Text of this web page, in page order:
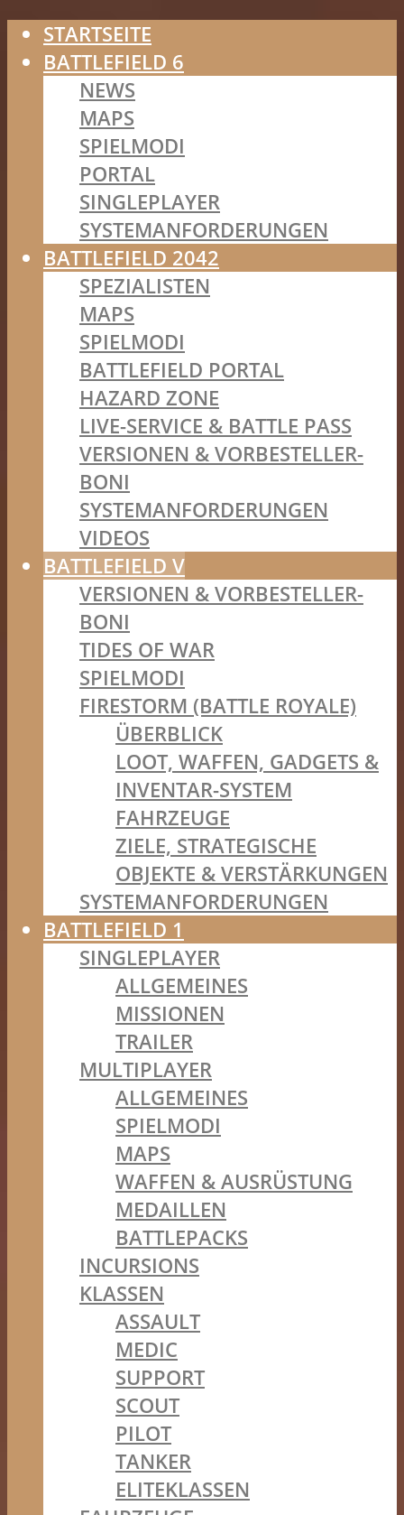
STARTSEITE
BATTLEFIELD 6
NEWS
MAPS
SPIELMODI
PORTAL
SINGLEPLAYER
SYSTEMANFORDERUNGEN
BATTLEFIELD 2042
SPEZIALISTEN
MAPS
SPIELMODI
BATTLEFIELD PORTAL
HAZARD ZONE
LIVE-SERVICE & BATTLE PASS
VERSIONEN & VORBESTELLER-
BONI
SYSTEMANFORDERUNGEN
VIDEOS
BATTLEFIELD V
VERSIONEN & VORBESTELLER-
BONI
TIDES OF WAR
SPIELMODI
FIRESTORM (BATTLE ROYALE)
ÜBERBLICK
LOOT, WAFFEN, GADGETS &
INVENTAR-SYSTEM
FAHRZEUGE
ZIELE, STRATEGISCHE
OBJEKTE & VERSTÄRKUNGEN
SYSTEMANFORDERUNGEN
BATTLEFIELD 1
SINGLEPLAYER
ALLGEMEINES
MISSIONEN
TRAILER
MULTIPLAYER
ALLGEMEINES
SPIELMODI
MAPS
WAFFEN & AUSRÜSTUNG
MEDAILLEN
BATTLEPACKS
INCURSIONS
KLASSEN
ASSAULT
MEDIC
SUPPORT
SCOUT
PILOT
TANKER
ELITEKLASSEN